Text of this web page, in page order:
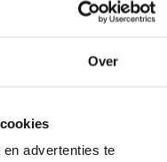
Over
advertenties te